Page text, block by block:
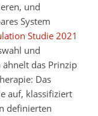
und
System
Studie 2021
und
das Prinzip
Das
auf, klassifiziert
definierten